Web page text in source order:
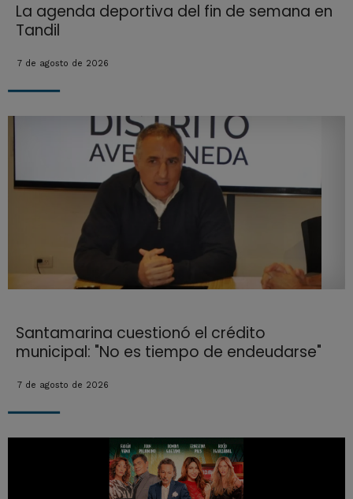
La agenda deportiva del fin de semana en
Tandil
7 de agosto de 2026
Santamarina cuestionó el crédito
municipal: "No es tiempo de endeudarse"
7 de agosto de 2026